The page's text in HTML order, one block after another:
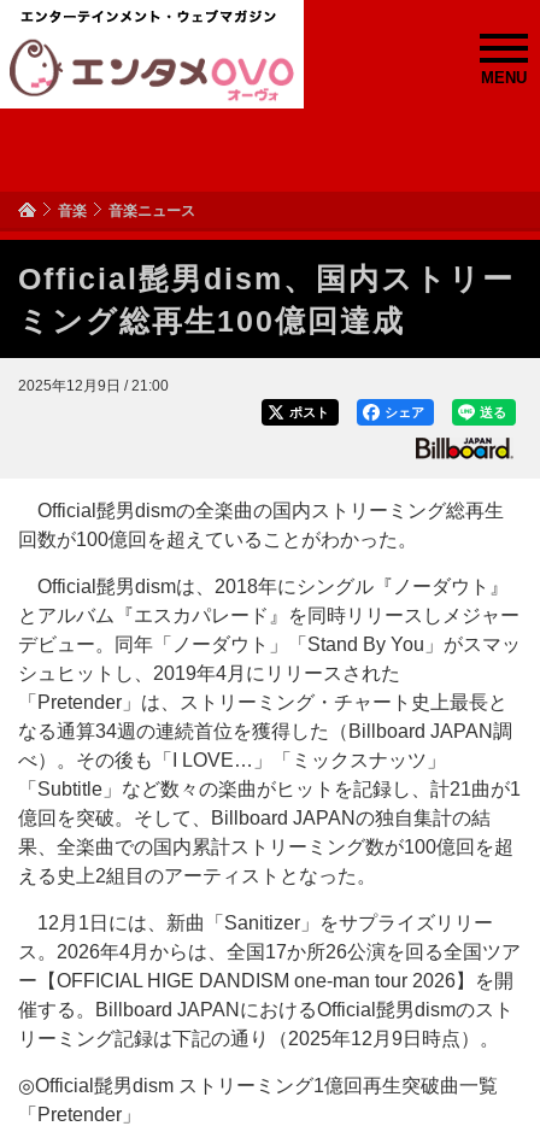
MENU
音楽 音楽ニュース
Official髭男dism、国内ストリー
ミング総再生100億回達成
2025年12月9日 / 21:00
送る
シェア
ポスト
Official髭男dismの全楽曲の国内ストリーミング総再生
回数が100億回を超えていることがわかった。
Official髭男dismは、2018年にシングル『ノーダウト』
とアルバム『エスカパレード』を同時リリースしメジャー
デビュー。同年「ノーダウト」「Stand By You」がスマッ
シュヒットし、2019年4月にリリースされた
「Pretender」は、ストリーミング・チャート史上最長と
なる通算34週の連続首位を獲得した（Billboard JAPAN調
べ）。その後も「I LOVE…」「ミックスナッツ」
「Subtitle」など数々の楽曲がヒットを記録し、計21曲が1
億回を突破。そして、Billboard JAPANの独自集計の結
果、全楽曲での国内累計ストリーミング数が100億回を超
える史上2組目のアーティストとなった。
12月1日には、新曲「Sanitizer」をサプライズリリー
ス。2026年4月からは、全国17か所26公演を回る全国ツア
ー【OFFICIAL HIGE DANDISM one-man tour 2026】を開
催する。Billboard JAPANにおけるOfficial髭男dismのスト
リーミング記録は下記の通り（2025年12月9日時点）。
◎Official髭男dism ストリーミング1億回再生突破曲一覧
「Pretender」